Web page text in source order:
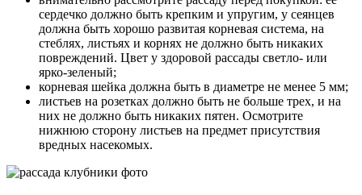
сердечко должно быть крепким и упругим, у сеянцев
должна быть хорошо развитая корневая система, на
стеблях, листьях и корнях не должно быть никаких
повреждений. Цвет у здоровой рассады светло- или
ярко-зеленый;
корневая шейка должна быть в диаметре не менее 5 мм;
листьев на розетках должно быть не больше трех, и на
них не должно быть никаких пятен. Осмотрите
нижнюю сторону листьев на предмет присутствия
вредных насекомых.